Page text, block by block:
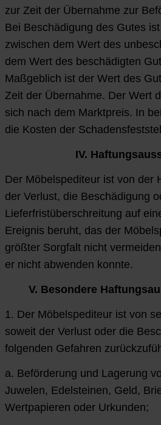
zur Zeit der Übernahme zur
Bei Beschädigung des Gutes
zwischen dem Wert des
dem Wert des beschädigten
Maßgeblich ist der Wert des
Zeit der Übernahme. Der Wert
sich nach dem Marktpreis. In
die Kosten der
IV.
Der Möbelspediteur ist von der
der Verlust, die Beschädigung
Lieferfristüberschreitung auf
Ereignis beruht, das der
größter Sorgfalt nicht
er nicht abwenden konnte.
V. Besondere
1. Der Möbelspediteur ist von
soweit der Verlust oder die
folgenden Gefahren
a. Beförderung und Lagerung
Juwelen, Edelsteinen, Geld,
Wertpapieren oder Urkunden;